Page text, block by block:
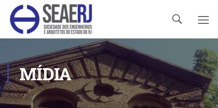
MÍDIA